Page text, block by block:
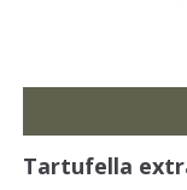
Tartufella